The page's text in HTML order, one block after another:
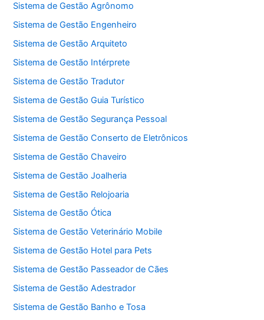
Sistema de Gestão Agrônomo
Sistema de Gestão Engenheiro
Sistema de Gestão Arquiteto
Sistema de Gestão Intérprete
Sistema de Gestão Tradutor
Sistema de Gestão Guia Turístico
Sistema de Gestão Segurança Pessoal
Sistema de Gestão Conserto de Eletrônicos
Sistema de Gestão Chaveiro
Sistema de Gestão Joalheria
Sistema de Gestão Relojoaria
Sistema de Gestão Ótica
Sistema de Gestão Veterinário Mobile
Sistema de Gestão Hotel para Pets
Sistema de Gestão Passeador de Cães
Sistema de Gestão Adestrador
Sistema de Gestão Banho e Tosa